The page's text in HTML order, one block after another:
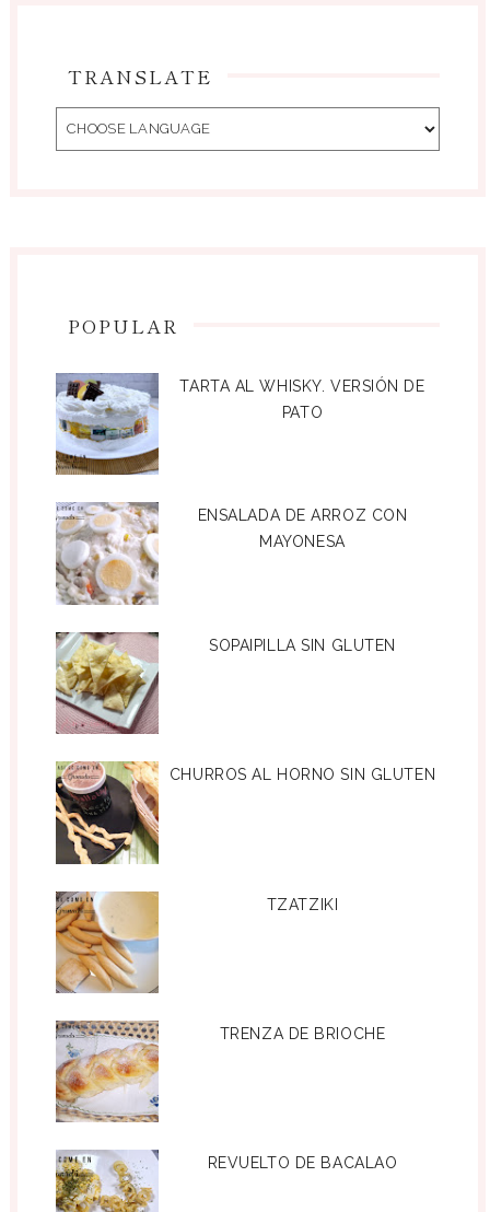
TRANSLATE
POPULAR
TARTA AL WHISKY. VERSIÓN DE
PATO
ENSALADA DE ARROZ CON
MAYONESA
SOPAIPILLA SIN GLUTEN
CHURROS AL HORNO SIN GLUTEN
TZATZIKI
TRENZA DE BRIOCHE
REVUELTO DE BACALAO